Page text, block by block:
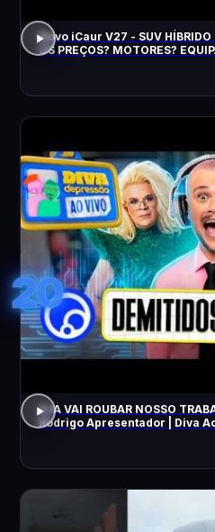
Novo iCaur V27 - SUV HÍBRIDO
OS PREÇOS? MOTORES?
20
A IA VAI ROUBAR NOSSO
Rodrigo Apresentador | Diva